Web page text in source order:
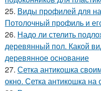
25. Виды профилей для
Потолочный профиль и
26. Надо ли стелить
деревянный пол. Какой
деревянное основание
27. Сетка антикошка
окно. Сетка антикошка на